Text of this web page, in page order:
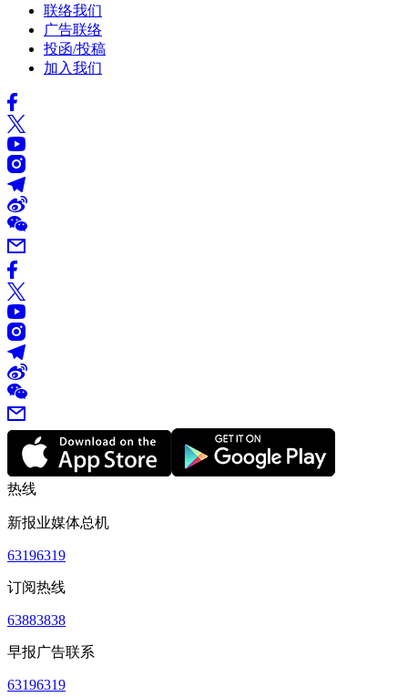
联络我们
广告联络
投函/投稿
加入我们
热线
新报业媒体总机
63196319
订阅热线
63883838
早报广告联系
63196319